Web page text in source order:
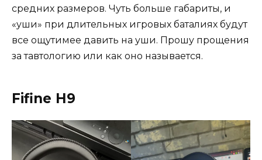
средних размеров. Чуть больше габариты, и
«уши» при длительных игровых баталиях будут
все ощутимее давить на уши. Прошу прощения
за тавтологию или как оно называется.
Fifine H9